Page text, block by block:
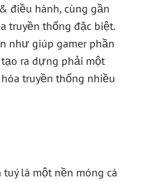
điều hành, cùng gần
truyền thống đặc biệt.
như giúp gamer phần
ra dựng phải một
truyền thống nhiều
là một nền móng cá